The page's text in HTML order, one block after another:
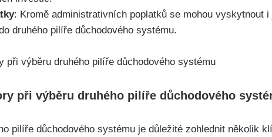
: Kromě administrativních poplatků se mohou vyskytnout
druhého pilíře důchodového systému.
při výběru druhého pilíře důchodového
pilíře důchodového systému je důležité zohlednit několik